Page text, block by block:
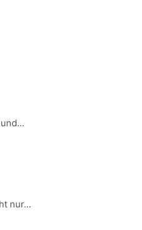
nur...